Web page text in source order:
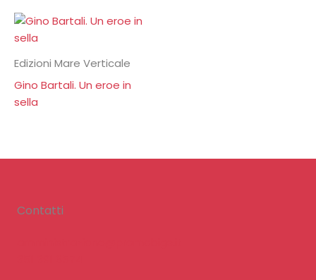
Edizioni Mare Verticale
Gino Bartali. Un eroe in
sella
Contatti